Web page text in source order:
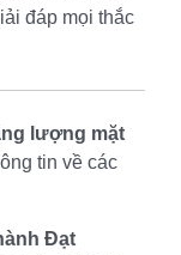
đáp mọi thắc
lượng mặt
tin về các
Đạt